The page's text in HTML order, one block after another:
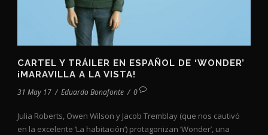
CARTEL Y TRÁILER EN ESPAÑOL DE ‘WONDER’
¡MARAVILLA A LA VISTA!
31 May 17 / Eduardo Bonafonte / 0
Julia Roberts, Owen Wilson y Jacob Tremblay (que nos cautivó
en la excelente ‘La habitación’) protagonizan ‘Wonder’, una